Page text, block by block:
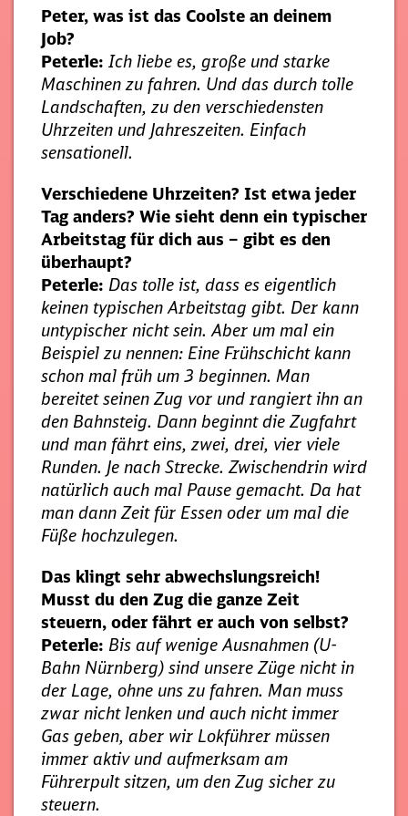
Peter, was ist das Coolste an deinem
Job?
Peterle: Ich liebe es, große und starke
Maschinen zu fahren. Und das durch tolle
Landschaften, zu den verschiedensten
Uhrzeiten und Jahreszeiten. Einfach
sensationell.
Verschiedene Uhrzeiten? Ist etwa jeder
Tag anders? Wie sieht denn ein typischer
Arbeitstag für dich aus – gibt es den
überhaupt?
Peterle: Das tolle ist, dass es eigentlich
keinen typischen Arbeitstag gibt. Der kann
untypischer nicht sein. Aber um mal ein
Beispiel zu nennen: Eine Frühschicht kann
schon mal früh um 3 beginnen. Man
bereitet seinen Zug vor und rangiert ihn an
den Bahnsteig. Dann beginnt die Zugfahrt
und man fährt eins, zwei, drei, vier viele
Runden. Je nach Strecke. Zwischendrin wird
natürlich auch mal Pause gemacht. Da hat
man dann Zeit für Essen oder um mal die
Füße hochzulegen.
Das klingt sehr abwechslungsreich!
Musst du den Zug die ganze Zeit
steuern, oder fährt er auch von selbst?
Peterle: Bis auf wenige Ausnahmen (U-
Bahn Nürnberg) sind unsere Züge nicht in
der Lage, ohne uns zu fahren. Man muss
zwar nicht lenken und auch nicht immer
Gas geben, aber wir Lokführer müssen
immer aktiv und aufmerksam am
Führerpult sitzen, um den Zug sicher zu
steuern.